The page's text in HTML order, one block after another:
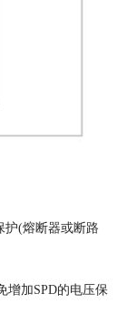
护(熔断器或断路
增加SPD的电压保